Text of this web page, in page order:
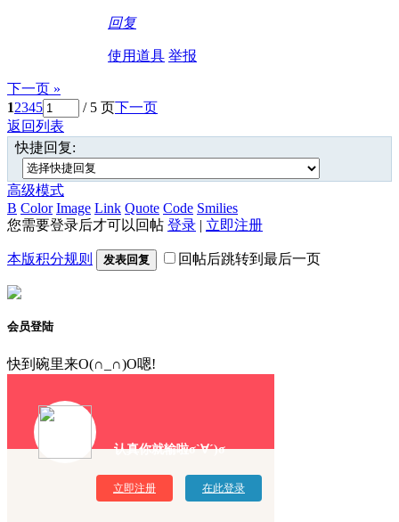
回复
使用道具 举报
下一页 »
12345 / 5 页下一页
返回列表
快捷回复:
高级模式
B Color Image Link Quote Code Smilies
您需要登录后才可以回帖 登录 | 立即注册
本版积分规则 发表回复 回帖后跳转到最后一页
会员登陆
快到碗里来O(∩_∩)O嗯!
认真你就输啦σ`∀´)σ
立即注册 在此登录